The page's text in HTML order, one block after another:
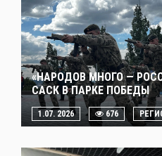
«НАРОДОВ МНОГО —
САСК В ПАРКЕ ПОБЕДЫ
1.07. 2026 676